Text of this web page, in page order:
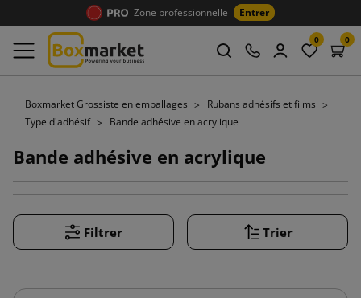
Zone professionnelle Entrer
0 0
Boxmarket Grossiste en emballages
Rubans adhésifs et films
Type d'adhésif
Bande adhésive en acrylique
Bande adhésive en acrylique
Filtrer Trier